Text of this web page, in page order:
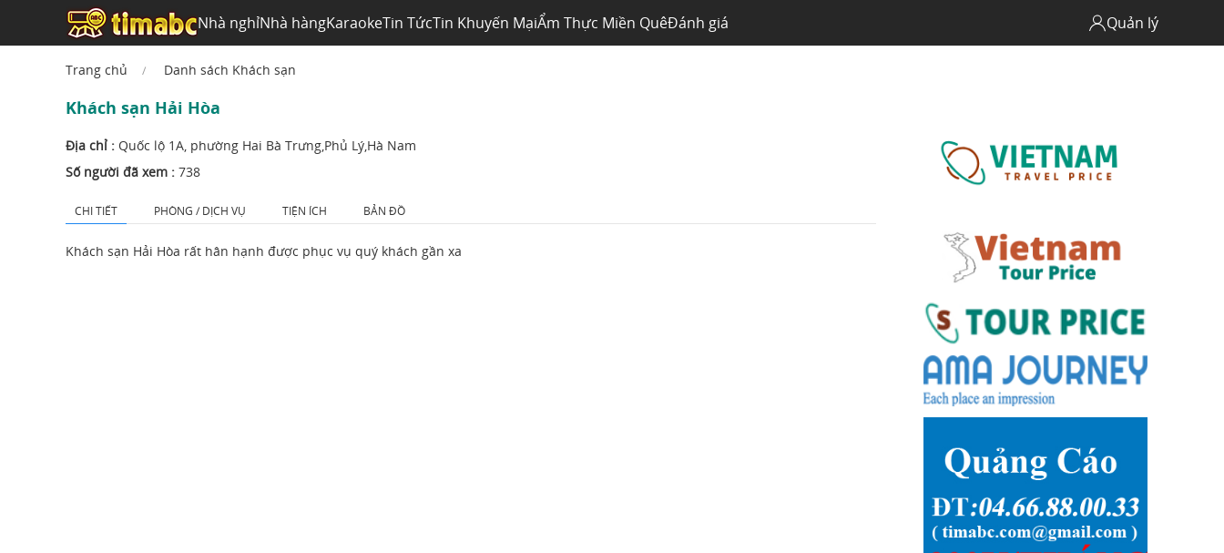
Nhà nghỉNhà hàngKaraokeTin TứcTin Khuyến MạiẨm Thực Miền QuêĐánh giá Quản lý
Trang chủ Danh sách Khách sạn
Khách sạn Hải Hòa
Địa chỉ : Quốc lộ 1A, phường Hai Bà Trưng,Phủ Lý,Hà Nam
Số người đã xem : 738
CHI TIẾT PHÒNG / DỊCH VỤ TIỆN ÍCH BẢN ĐỒ
Khách sạn Hải Hòa rất hân hạnh được phục vụ quý khách gần xa